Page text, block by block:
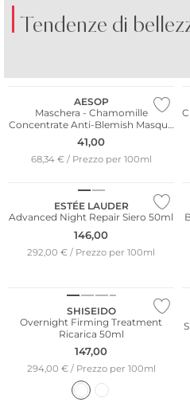
Tendenze di
AGRUMATI
AESOP
Maschera - Chamomille
Concentrate Anti-Blemish Masque
60ml
41,00
68,34 € / Prezzo per 100ml
ESTÉE LAUDER
Advanced Night Repair Siero 50ml
146,00
292,00 € / Prezzo per 100ml
SHISEIDO
Overnight Firming Treatment
Ricarica 50ml
147,00
294,00 € / Prezzo per 100ml